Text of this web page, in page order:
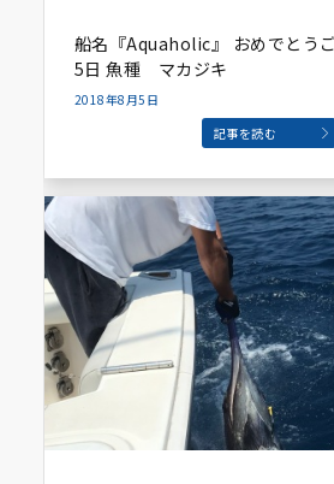
船名『Aquaholic』 おめでとう
5日 魚種 マカジキ
2018年8月5日
記事を読む